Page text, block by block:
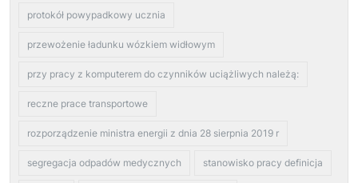
protokół powypadkowy ucznia
przewożenie ładunku wózkiem widłowym
przy pracy z komputerem do czynników uciążliwych należą:
reczne prace transportowe
rozporządzenie ministra energii z dnia 28 sierpnia 2019 r
segregacja odpadów medycznych stanowisko pracy definicja